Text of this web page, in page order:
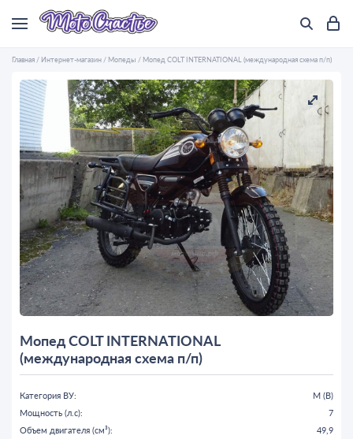
Главная / Интернет-магазин / Мопеды / Мопед COLT INTERNATIONAL (международная схема п/п)
Мопед COLT INTERNATIONAL
(международная схема п/п)
Категория ВУ:
M (B)
Мощность (л.с):
7
Объем двигателя (см³):
49,9